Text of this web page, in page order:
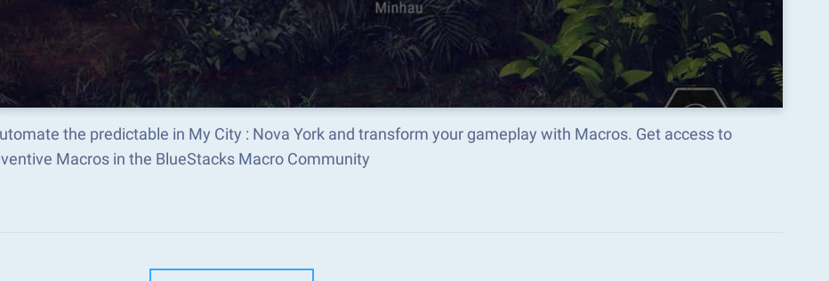
the predictable in My City : Nova York and transform your gameplay with Macros. Get access to
Macros in the BlueStacks Macro Community